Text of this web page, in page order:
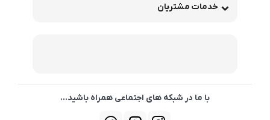
خدمات مشتریان
با ما در شبکه های اجتماعی همراه باشید...